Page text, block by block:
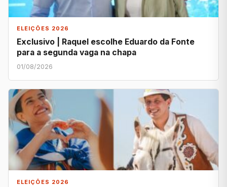
ELEIÇÕES 2026
Exclusivo | Raquel escolhe Eduardo da Fonte
para a segunda vaga na chapa
01/08/2026
ELEIÇÕES 2026